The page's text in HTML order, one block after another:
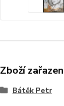
Zboží
Bátěk Petr